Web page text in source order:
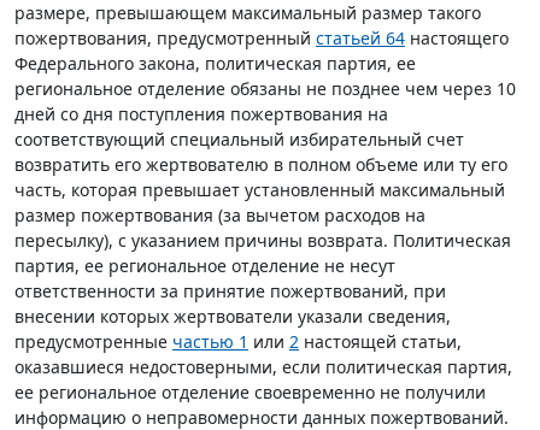
размере, превышающем максимальный размер такого
пожертвования, предусмотренный статьей 64 настоящего
Федерального закона, политическая партия, ее
региональное отделение обязаны не позднее чем через 10
дней со дня поступления пожертвования на
соответствующий специальный избирательный счет
возвратить его жертвователю в полном объеме или ту его
часть, которая превышает установленный максимальный
размер пожертвования (за вычетом расходов на
пересылку), с указанием причины возврата. Политическая
партия, ее региональное отделение не несут
ответственности за принятие пожертвований, при
внесении которых жертвователи указали сведения,
предусмотренные частью 1 или 2 настоящей статьи,
оказавшиеся недостоверными, если политическая партия,
ее региональное отделение своевременно не получили
информацию о неправомерности данных пожертвований.